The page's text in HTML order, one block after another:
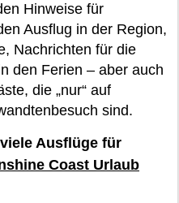
Hinweise für
Ausflug in der Region,
Nachrichten für die
den Ferien – aber auch
die „nur“ auf
sind.
Ausflüge für
Coast Urlaub